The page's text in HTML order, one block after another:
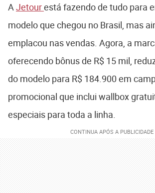
A Jetourestá fazendo de tudo para
modelo que chegou no Brasil, mas
emplacou nas vendas. Agora, a
oferecendo bônus de R$ 15 mil,
do modelo para R$ 184.900 em
promocional que inclui wallbox
especiais para toda a linha.